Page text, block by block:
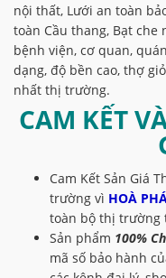
nội thất, Lưới an toàn
toàn Cầu thang, Bạt che
bệnh viện, cơ quan,
dạng, độ bền cao, thợ
nhất thị trường.
CAM KẾT
Cam Kết Sản Giá
trường vì HOÀ
toàn bộ thị trường
Sản phẩm 100%
mã số bảo hành